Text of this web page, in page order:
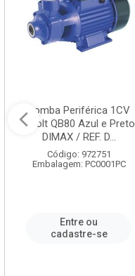
Bomba Periférica 1CV
Bivolt QB80 Azul e Preto
DIMAX / REF. D...
Código: 972751
Embalagem: PC0001PC
Entre ou
cadastre-se